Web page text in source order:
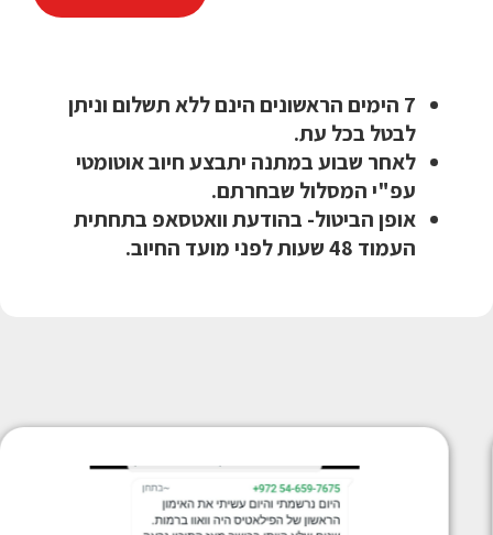
7 הימים הראשונים הינם ללא תשלום וניתן
לבטל בכל עת.
לאחר שבוע במתנה יתבצע חיוב אוטומטי
עפ"י המסלול שבחרתם.
אופן הביטול- בהודעת וואטסאפ בתחתית
העמוד 48 שעות לפני מועד החיוב.